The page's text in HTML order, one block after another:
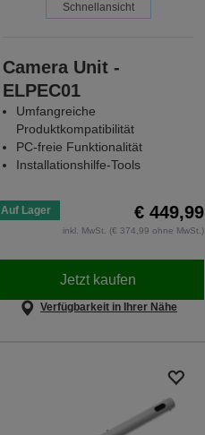
Schnellansicht
Camera Unit -
ELPEC01
Umfangreiche
Produktkompatibilität
PC-freie Funktionalität
Installationshilfe-Tools
Auf Lager € 449,99
inkl. MwSt. (€ 374,99 ohne MwSt.)
Jetzt kaufen
Verfügbarkeit in Ihrer Nähe